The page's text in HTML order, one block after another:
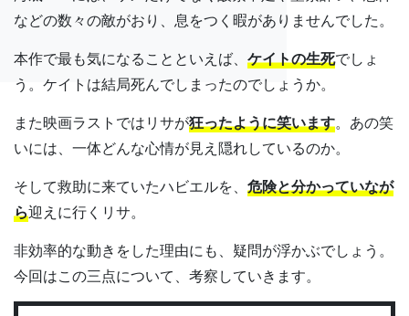
などの数々の敵がおり、息をつく暇がありませんでした。
本作で最も気になることといえば、 ケイトの生死でしょ
う。ケイトは結局死んでしまったのでしょうか。
また映画ラストではリサが狂ったように笑います。あの笑
いには、一体どんな心情が見え隠れしているのか。
そして救助に来ていたハビエルを、 危険と分かっていなが
ら迎えに行くリサ。
非効率的な動きをした理由にも、疑問が浮かぶでしょう。
今回はこの三点について、考察していきます。